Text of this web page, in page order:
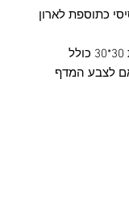
כתוספת לארון
עד מידה מקסימלית 30*30 כולל
לצבע המדף